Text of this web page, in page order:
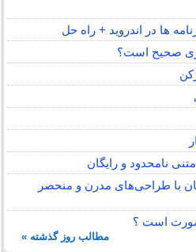
ها در اندروید + راه حل
صحیح است؟
با طراحی‌های مدرن و منحصر
است ؟
مطالب روز گذشته »